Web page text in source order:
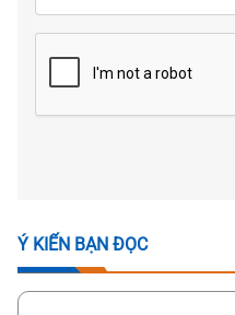
Ý KIẾN BẠN ĐỌC